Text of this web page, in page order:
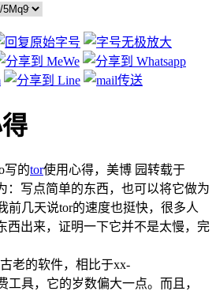
写的tor使用心得，美博 园转载于
：写点简单的东西，也可以将它做为
前几天说tor的速度也挺快，很多人
西出来，证明一下它并不是太慢，完
老的软件，相比于xx-
工具，它的岁数偏大一点。而且，